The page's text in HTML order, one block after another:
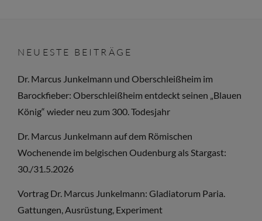
SPIELT
EMPFANGSDAME
NEUESTE BEITRÄGE
Dr. Marcus Junkelmann und Oberschleißheim im
Barockfieber: Oberschleißheim entdeckt seinen „Blauen
König“ wieder neu zum 300. Todesjahr
Dr. Marcus Junkelmann auf dem Römischen
Wochenende im belgischen Oudenburg als Stargast:
30./31.5.2026
Vortrag Dr. Marcus Junkelmann: Gladiatorum Paria.
Gattungen, Ausrüstung, Experiment